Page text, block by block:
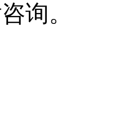
询。